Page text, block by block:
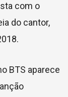
com o
do cantor,
BTS aparece